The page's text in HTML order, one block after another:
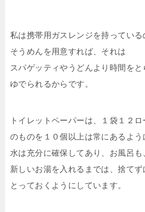
私は携帯用ガスレンジを持っている
そうめんを用意すれば、それは
スパゲッティやうどんより時間をと
ゆでられるからです。
トイレットペーパーは、１袋１２ロ
のものを１０個以上は常にあるよう
水は充分に確保してあり、お風呂も
新しいお湯を入れるまでは、捨てず
とっておくようにしています。